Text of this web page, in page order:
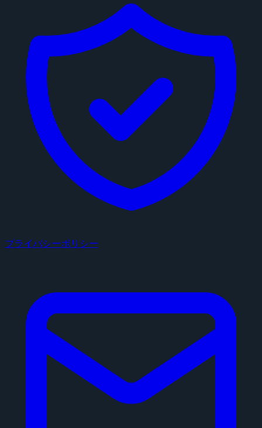
プライバシーポリシー